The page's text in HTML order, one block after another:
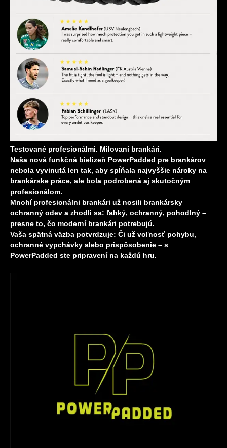
Testované profesionálmi. Milovaní brankári.
Naša nová funkčná bielizeň PowerPadded pre brankárov
nebola vyvinutá len tak, aby spĺňala najvyššie nároky na
brankárske práce, ale bola podrobená aj skutočným
profesionálom.
Mnohí profesionálni brankári už nosili brankársky
ochranný odev a zhodli sa: ľahký, ochranný, pohodlný –
presne to, čo moderní brankári potrebujú.
Vaša spätná väzba potvrdzuje: Či už voľnosť pohybu,
ochranné vypchávky alebo prispôsobenie – s
PowerPadded ste pripravení na každú hru.